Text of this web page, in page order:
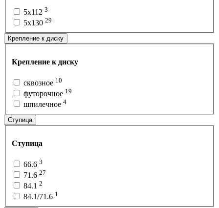
5x112 3
5x130 29
Крепление к диску
Крепление к диску
сквозное 10
футорочное 19
шпилечное 4
Ступица
Ступица
66.6 3
71.6 27
84.1 2
84.1/71.6 1